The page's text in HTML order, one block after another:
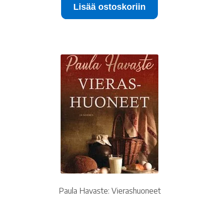
20.00 €.
Lisää ostoskoriin
Paula Havaste: Vierashuoneet